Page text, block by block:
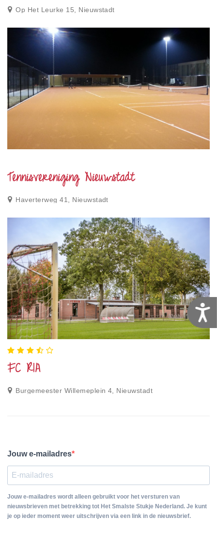
Op Het Leurke 15, Nieuwstadt
Tennisvereniging Nieuwstadt
Haverterweg 41, Nieuwstadt
FC RIA
Burgemeester Willemeplein 4, Nieuwstadt
Jouw e-mailadres
Jouw e-mailadres wordt alleen gebruikt voor het versturen van
nieuwsbrieven met betrekking tot Het Smalste Stukje Nederland. Je kunt
je op ieder moment weer uitschrijven via een link in de nieuwsbrief.